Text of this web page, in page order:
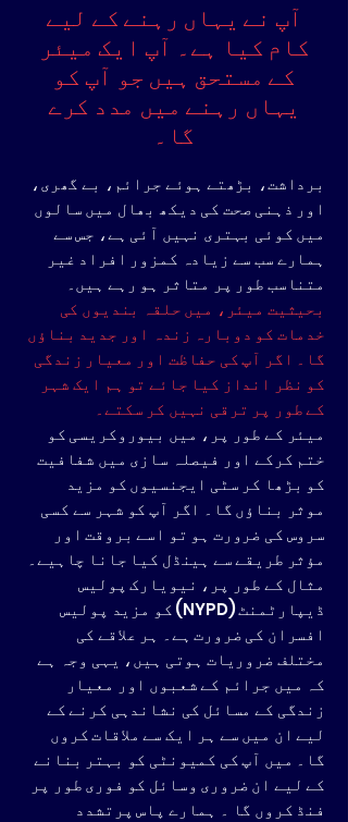
آپ نے یہاں رہنے کے لیے
کام کیا ہے۔ آپ ایک میئر
کے مستحق ہیں جو آپ کو
یہاں رہنے میں مدد کرے
گا۔
برداشت، بڑھتے ہوئے جرائم، بے گھری،
اور ذہنی صحت کی دیکھ بھال میں سالوں
میں کوئی بہتری نہیں آئی ہے، جس سے
ہمارے سب سے زیادہ کمزور افراد غیر
متناسب طور پر متاثر ہو رہے ہیں۔
بحیثیت میئر، میں حلقہ بندیوں کی
خدمات کو دوبارہ زندہ اور جدید بناؤں
گا۔ اگر آپ کی حفاظت اور معیار زندگی
کو نظر انداز کیا جائے تو ہم ایک شہر
کے طور پر ترقی نہیں کر سکتے۔
میئر کے طور پر، میں بیوروکریسی کو
ختم کرکے اور فیصلہ سازی میں شفافیت
کو بڑھا کر سٹی ایجنسیوں کو مزید
موثر بناؤں گا۔ اگر آپ کو شہر سے کسی
سروس کی ضرورت ہو تو اسے بروقت اور
مؤثر طریقے سے ہینڈل کیا جانا چاہیے۔
مثال کے طور پر، نیویارک پولیس
ڈیپارٹمنٹ (NYPD) کو مزید پولیس
افسران کی ضرورت ہے۔ ہر علاقے کی
مختلف ضروریات ہوتی ہیں، یہی وجہ ہے
کہ میں جرائم کے شعبوں اور معیار
زندگی کے مسائل کی نشاندہی کرنے کے
لیے ان میں سے ہر ایک سے ملاقات کروں
گا۔ میں آپ کی کمیونٹی کو بہتر بنانے
کے لیے ان ضروری وسائل کو فوری طور پر
فنڈ کروں گا ۔ ہمارے پاس پرتشدد